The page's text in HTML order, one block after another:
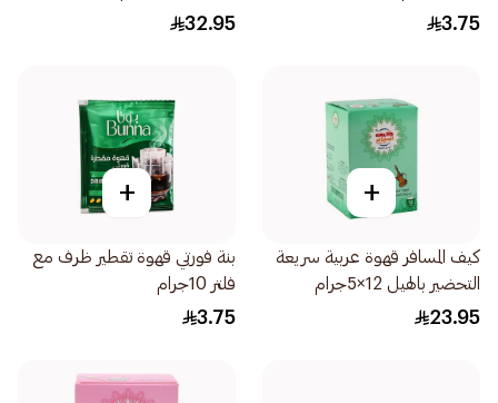
3.75
32.95
+
كيف المسافر قهوة عربية سريعة
التحضير بالهيل 12×5جرام
23.95
+
بنة فورتي قهوة تقطير ظرف مع
فلتر 10جرام
3.75